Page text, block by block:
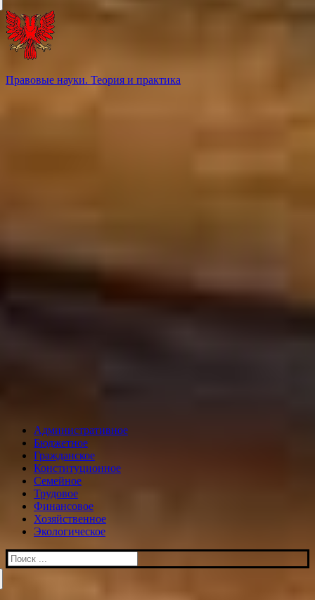
Правовые науки. Теория и практика
Административное
Бюджетное
Гражданское
Конституционное
Семейное
Трудовое
Финансовое
Хозяйственное
Экологическое
Искать: